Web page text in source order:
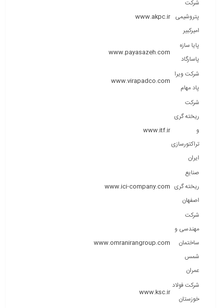
شرکت
پتروشیمی
امیرکبیر
www.akpc.ir
پایا سازه
پاسارگاد
www.payasazeh.com
شرکت ویرا
پاد مهام
www.virapadco.com
شرکت
ریخته گری
و
تراکتورسازی
ایران
www.itf.ir
صنایع
ریخته گری
اصفهان
www.ici-company.com
شرکت
مهندسی و
ساختمان
شمس
عمران
www.omranirangroup.com
شرکت فولاد
خوزستان
www.ksc.ir